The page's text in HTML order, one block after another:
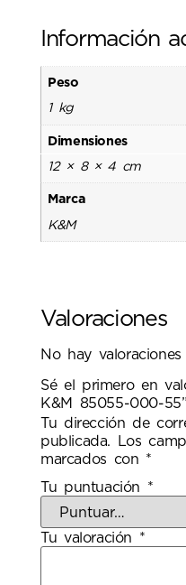
Información
Peso
1 kg
Dimensiones
12 × 8 × 4 cm
Marca
K&M
Valoraciones
No hay valoraciones
Sé el primero en
K&M 85055-000-55”
Tu dirección de
publicada.
Los
marcados con *
Tu puntuación *
Tu valoración *